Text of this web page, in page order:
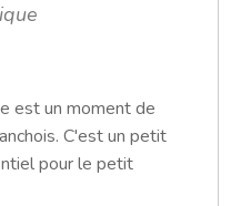
est un moment de
C'est un petit
pour le petit